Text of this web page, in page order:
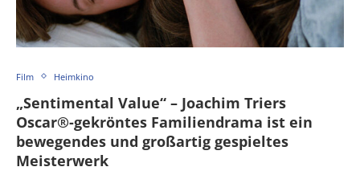
Film Heimkino
„Sentimental Value“ – Joachim Triers
Oscar®-gekröntes Familiendrama ist ein
bewegendes und großartig gespieltes
Meisterwerk